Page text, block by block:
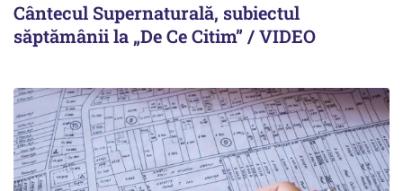
Cântecul Supernaturală, subiectul
săptămânii la „De Ce Citim” / VIDEO